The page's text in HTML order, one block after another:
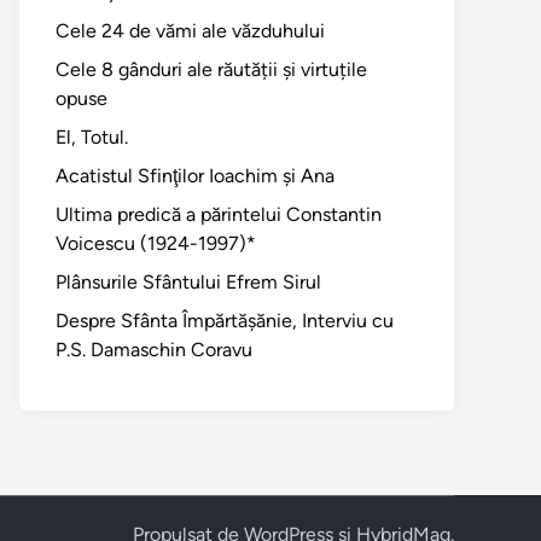
Cele 24 de vămi ale văzduhului
Cele 8 gânduri ale răutății și virtuțile
opuse
El, Totul.
Acatistul Sfinţilor Ioachim şi Ana
Ultima predică a părintelui Constantin
Voicescu (1924-1997)*
Plânsurile Sfântului Efrem Sirul
Despre Sfânta Împărtăşănie, Interviu cu
P.S. Damaschin Coravu
Propulsat de WordPress și HybridMag.